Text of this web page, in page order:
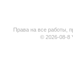
Права на все работы,
© 2026-08-8